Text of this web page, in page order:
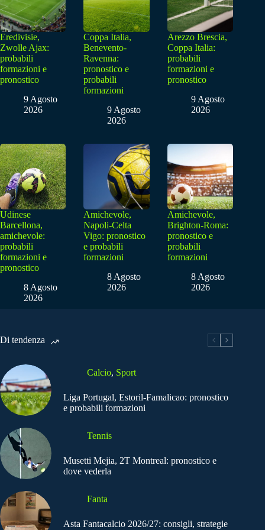
Eredivisie,
Zwolle Ajax:
probabili
formazioni e
pronostico
9 Agosto
2026
Coppa Italia,
Benevento-
Ravenna:
pronostico e
probabili
formazioni
9 Agosto
2026
Arezzo Brescia,
Coppa Italia:
probabili
formazioni e
pronostico
9 Agosto
2026
Udinese
Barcellona,
amichevole:
probabili
formazioni e
pronostico
8 Agosto
2026
Amichevole,
Napoli-Celta
Vigo: pronostico
e probabili
formazioni
8 Agosto
2026
Amichevole,
Brighton-Roma:
pronostico e
probabili
formazioni
8 Agosto
2026
Di tendenza
Calcio, Sport
Liga Portugal, Estoril-Famalicao: pronostico
e probabili formazioni
Tennis
Musetti Mejia, 2T Montreal: pronostico e
dove vederla
Fanta
Asta Fantacalcio 2026/27: consigli, strategie